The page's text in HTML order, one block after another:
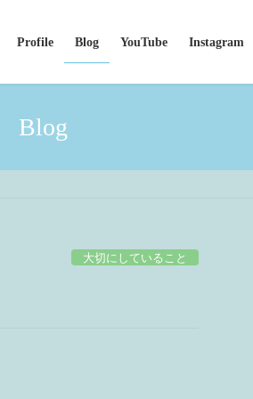
Profile Blog YouTube Instagram
Blog
大切にしていること